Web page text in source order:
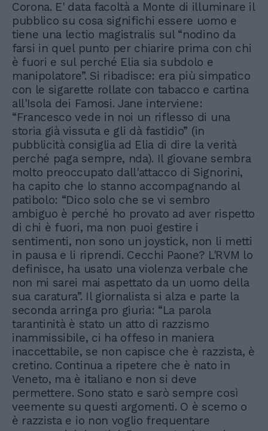
Corona. E' data facoltà a Monte di illuminare il
pubblico su cosa significhi essere uomo e
tiene una lectio magistralis sul “nodino da
farsi in quel punto per chiarire prima con chi
è fuori e sul perché Elia sia subdolo e
manipolatore”. Si ribadisce: era più simpatico
con le sigarette rollate con tabacco e cartina
all'Isola dei Famosi. Jane interviene:
“Francesco vede in noi un riflesso di una
storia già vissuta e gli dà fastidio” (in
pubblicità consiglia ad Elia di dire la verità
perché paga sempre, nda). Il giovane sembra
molto preoccupato dall'attacco di Signorini,
ha capito che lo stanno accompagnando al
patibolo: “Dico solo che se vi sembro
ambiguo è perché ho provato ad aver rispetto
di chi è fuori, ma non puoi gestire i
sentimenti, non sono un joystick, non li metti
in pausa e li riprendi. Cecchi Paone? L'RVM lo
definisce, ha usato una violenza verbale che
non mi sarei mai aspettato da un uomo della
sua caratura”. Il giornalista si alza e parte la
seconda arringa pro giuria: “La parola
tarantinità è stato un atto di razzismo
inammissibile, ci ha offeso in maniera
inaccettabile, se non capisce che è razzista, è
cretino. Continua a ripetere che è nato in
Veneto, ma è italiano e non si deve
permettere. Sono stato e sarò sempre così
veemente su questi argomenti. O è scemo o
è razzista e io non voglio frequentare